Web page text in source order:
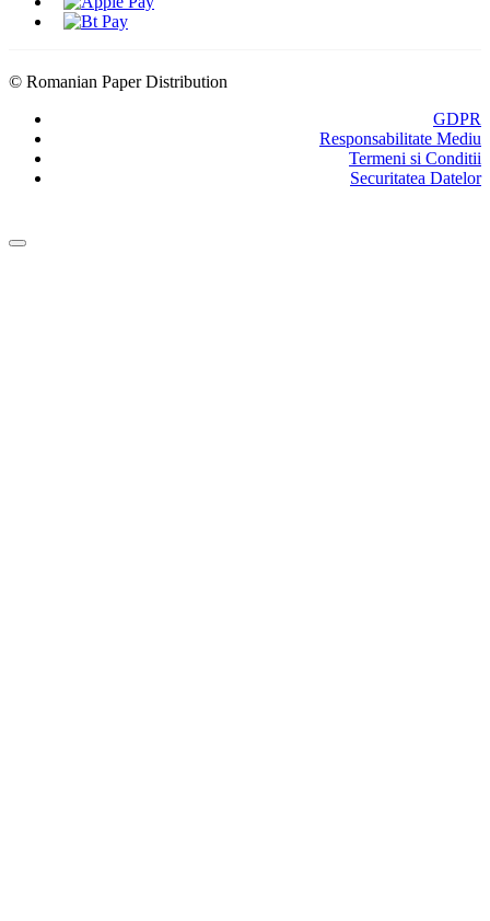
© Romanian Paper Distribution
GDPR
Responsabilitate Mediu
Termeni si Conditii
Securitatea Datelor